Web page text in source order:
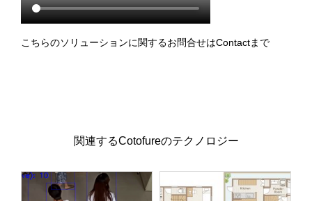
こちらのソリューションに関するお問合せはContactまで
関連するCotofureのテクノロジー